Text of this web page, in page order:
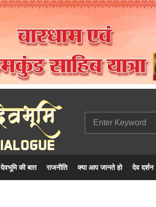
देवभूमि की बात राजनीति क्या आप जानते हो देव दर्शन